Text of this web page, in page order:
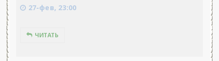
27-фев, 23:00
ЧИТАТЬ